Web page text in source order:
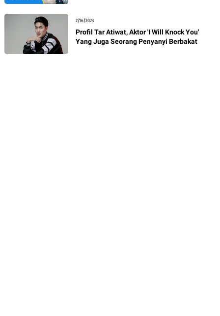
2/16/2023
Profil Tar Atiwat, Aktor 'I Will Knock You'
Yang Juga Seorang Penyanyi Berbakat